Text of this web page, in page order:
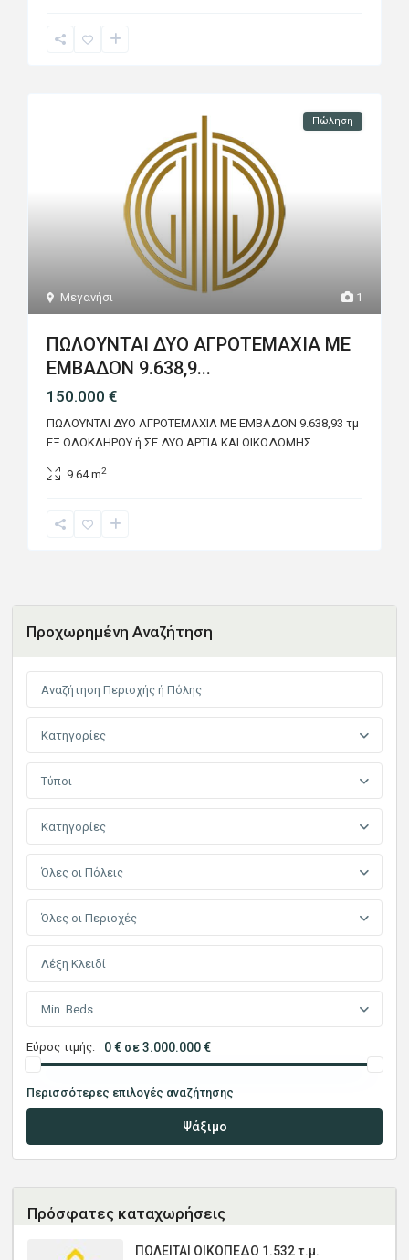
1
Μεγανήσι
Πώληση
ΠΩΛΟΥΝΤΑΙ ΔΥΟ ΑΓΡΟΤΕΜΑΧΙΑ ΜΕ
ΕΜΒΑΔΟΝ 9.638,9...
150.000 €
ΠΩΛΟΥΝΤΑΙ ΔΥΟ ΑΓΡΟΤΕΜΑΧΙΑ ΜΕ ΕΜΒΑΔΟΝ 9.638,93 τμ
ΕΞ ΟΛΟΚΛΗΡΟΥ ή ΣΕ ΔΥΟ ΑΡΤΙΑ ΚΑΙ ΟΙΚΟΔΟΜΗΣ ...
9.64 m2
Προχωρημένη Αναζήτηση
Κατηγορίες
Τύποι
Κατηγορίες
Όλες οι Πόλεις
Όλες οι Περιοχές
Min. Beds
Εύρος τιμής: 0 € σε 3.000.000 €
Περισσότερες επιλογές αναζήτησης
Ψάξιμο
Πρόσφατες καταχωρήσεις
ΠΩΛΕΙΤΑΙ ΟΙΚΟΠΕΔΟ 1.532 τ.μ.